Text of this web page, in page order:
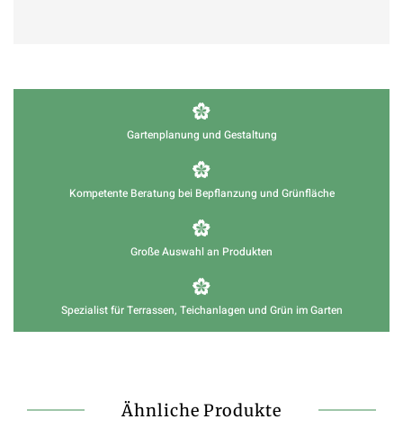
Gartenplanung und Gestaltung
Kompetente Beratung bei Bepflanzung und Grünfläche
Große Auswahl an Produkten
Spezialist für Terrassen, Teichanlagen und Grün im Garten
Ähnliche Produkte